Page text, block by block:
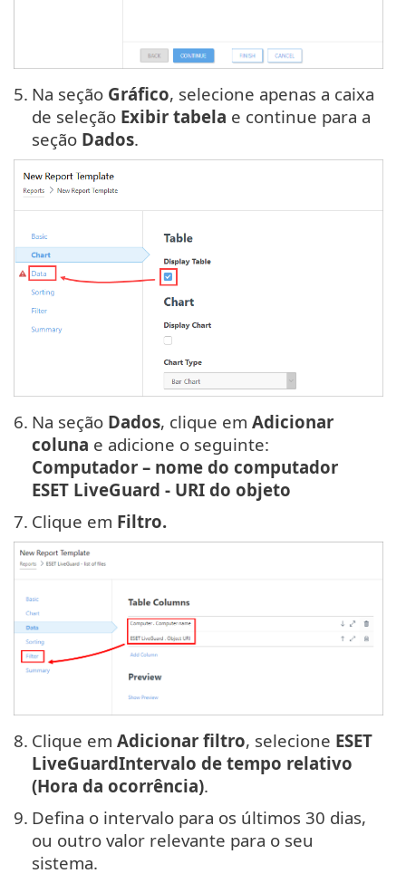
5. Na seção Gráfico, selecione apenas a caixa
de seleção Exibir tabela e continue para a
seção Dados.
6. Na seção Dados, clique em Adicionar
coluna e adicione o seguinte:
Computador – nome do computador
ESET LiveGuard - URI do objeto
7. Clique em Filtro.
8. Clique em Adicionar filtro, selecione ESET
LiveGuardIntervalo de tempo relativo
(Hora da ocorrência).
9. Defina o intervalo para os últimos 30 dias,
ou outro valor relevante para o seu
sistema.